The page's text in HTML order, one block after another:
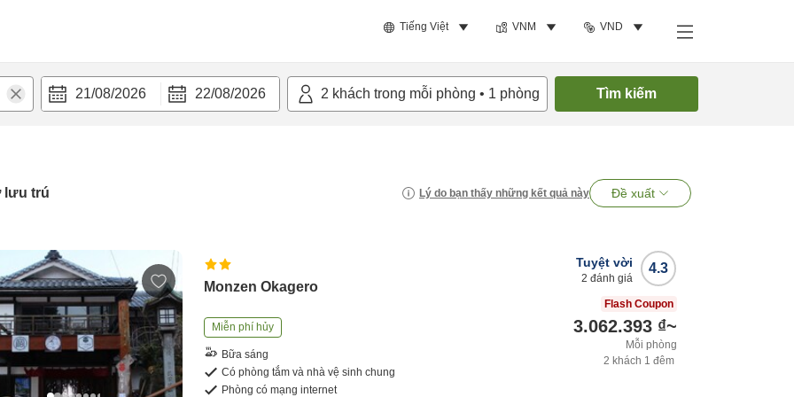
Tiếng Việt VNM VND
21/08/2026 22/08/2026 2 khách trong mỗi phòng • 1 phòng Tìm kiếm
lưu trú Lý do bạn thấy những kết quả này Đề xuất
Monzen Okagero
Miễn phí hủy
Bữa sáng
Có phòng tắm và nhà vệ sinh chung
Phòng có mạng internet
4.3
Tuyệt vời
2 đánh giá
Flash Coupon
3.062.393 ₫~
Mỗi phòng
2 khách 1 đêm